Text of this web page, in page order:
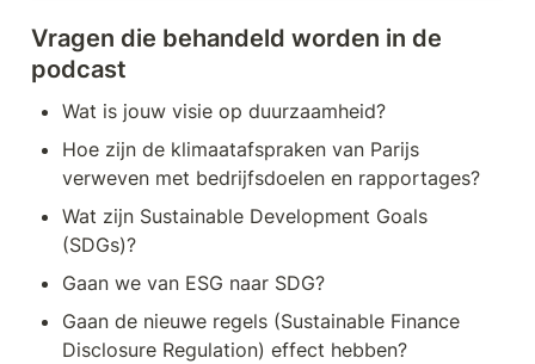
vernieuwers.
Vragen die behandeld worden in de
podcast
Wat is jouw visie op duurzaamheid?
Hoe zijn de klimaatafspraken van Parijs
verweven met bedrijfsdoelen en rapportages?
Wat zijn Sustainable Development Goals
(SDGs)?
Gaan we van ESG naar SDG?
Gaan de nieuwe regels (Sustainable Finance
Disclosure Regulation) effect hebben?